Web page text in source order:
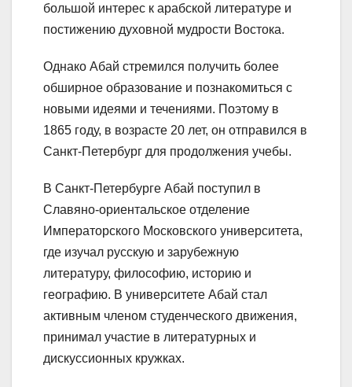
большой интерес к арабской литературе и
постижению духовной мудрости Востока.
Однако Абай стремился получить более
обширное образование и познакомиться с
новыми идеями и течениями. Поэтому в
1865 году, в возрасте 20 лет, он отправился в
Санкт-Петербург для продолжения учебы.
В Санкт-Петербурге Абай поступил в
Славяно-ориентальское отделение
Императорского Московского университета,
где изучал русскую и зарубежную
литературу, философию, историю и
географию. В университете Абай стал
активным членом студенческого движения,
принимал участие в литературных и
дискуссионных кружках.